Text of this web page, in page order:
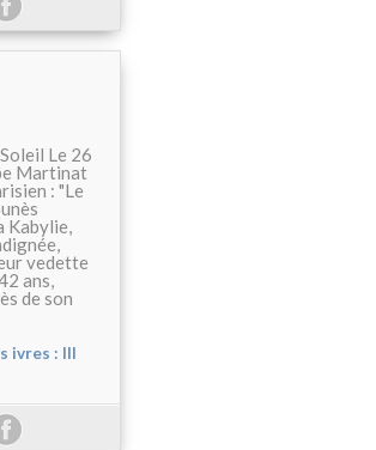
Le 26
Martinat
: "Le
Kabylie,
vedette
ans,
de son
ivres : III